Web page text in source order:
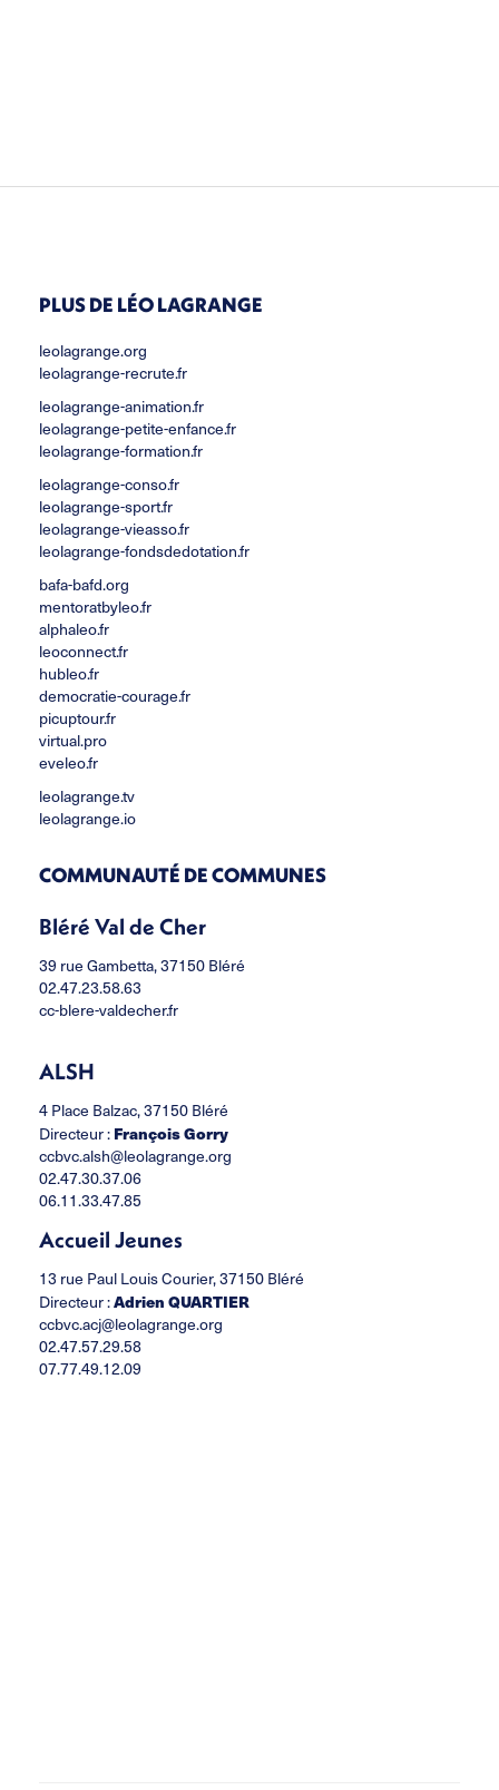
PLUS DE LÉO LAGRANGE
leolagrange.org
leolagrange-recrute.fr
leolagrange-animation.fr
leolagrange-petite-enfance.fr
leolagrange-formation.fr
leolagrange-conso.fr
leolagrange-sport.fr
leolagrange-vieasso.fr
leolagrange-fondsdedotation.fr
bafa-bafd.org
mentoratbyleo.fr
alphaleo.fr
leoconnect.fr
hubleo.fr
democratie-courage.fr
picuptour.fr
virtual.pro
eveleo.fr
leolagrange.tv
leolagrange.io
COMMUNAUTÉ DE COMMUNES
Bléré Val de Cher
39 rue Gambetta, 37150 Bléré
02.47.23.58.63
cc-blere-valdecher.fr
ALSH
4 Place Balzac, 37150 Bléré
Directeur : François Gorry
ccbvc.alsh@leolagrange.org
02.47.30.37.06
06.11.33.47.85
Accueil Jeunes
13 rue Paul Louis Courier, 37150 Bléré
Directeur :Adrien QUARTIER
ccbvc.acj@leolagrange.org
02.47.57.29.58
07.77.49.12.09